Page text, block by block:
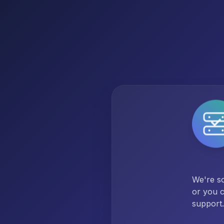
We're
or you
support.